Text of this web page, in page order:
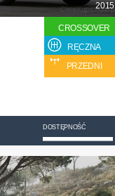
2015
CROSSOVER
RĘCZNA
PRZEDNI
DOSTĘPNOŚĆ